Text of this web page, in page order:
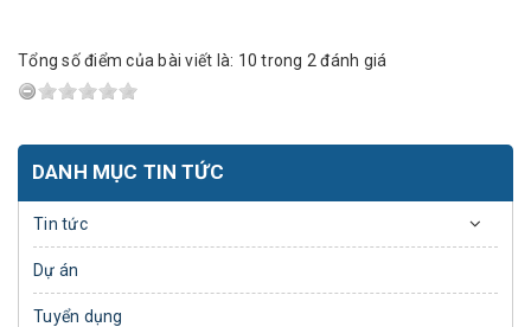
Tổng số điểm của bài viết là: 10 trong 2 đánh giá
DANH MỤC TIN TỨC
Tin tức
Dự án
Tuyển dụng